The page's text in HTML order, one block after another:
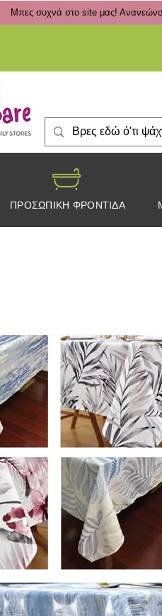
Μπες συχνά στο site μας!
ΠΡΟΣΩΠΙΚΗ ΦΡΟΝΤΙΔΑ